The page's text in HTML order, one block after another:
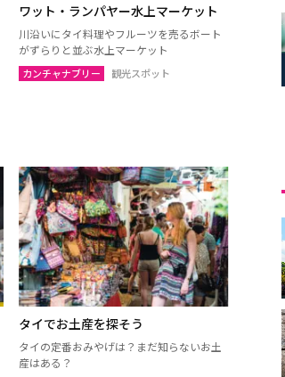
ナコーンラーチャシーマー
（コラート）
ルーイ
ブリーラム
アムナートチャルーン
北イサーン
ラヨーン（サメット島）
チャチューンサオ
サムットプラカーン
ワット・ランパヤー水上マーケット
川沿いにタイ料理やフルーツを売るボート
がずらりと並ぶ水上マーケット
カンチャナブリー 観光スポット
タイでお土産を探そう
タイの定番おみやげは？まだ知らないお土
産はある？